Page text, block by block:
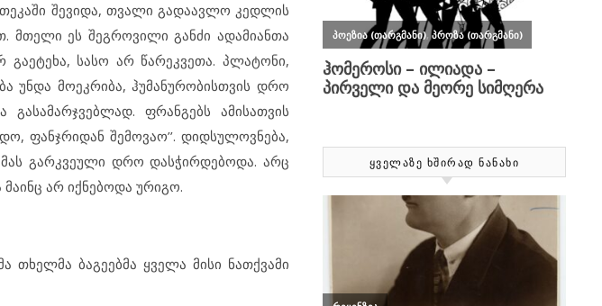
შევიდა, თვალი გადაავლო კედლის
მთელი ეს შეგროვილი განძი ადამიანთა
სასო არ წარეკვეთა. პლატონი,
უნდა მოეკრიბა, ჰუმანურობისთვის დრო
ფრანგებს ამისათვის
ფანჯრიდან შემოვაო’’. დიდსულოვნება,
გარკვეული დრო დასჭირდებოდა. არც
არ იქნებოდა ურიგო.
ბაგეებმა ყველა მისი ნათქვამი
ᲧᲕᲔᲚᲐᲖᲔ ᲮᲨᲘᲠᲐᲓ ᲜᲐᲜᲐᲮᲘ